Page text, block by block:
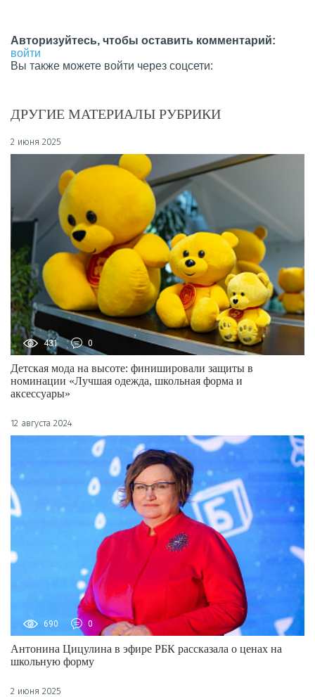
Авторизуйтесь, чтобы оставить комментарий:
войти
Вы также можете войти через соцсети:
ДРУГИЕ МАТЕРИАЛЫ РУБРИКИ
2 июня 2025
431 0
Детская мода на высоте: финишировали защиты в
номинации «Лучшая одежда, школьная форма и
аксессуары»
12 августа 2024
690 0
Антонина Цицулина в эфире РБК рассказала о ценах на
школьную форму
2 июня 2025